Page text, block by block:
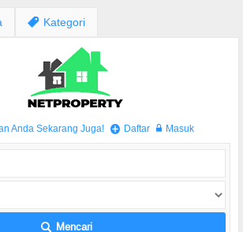
, Kategori
Anda Sekarang Juga! + Daftar w Masuk
L Mencari